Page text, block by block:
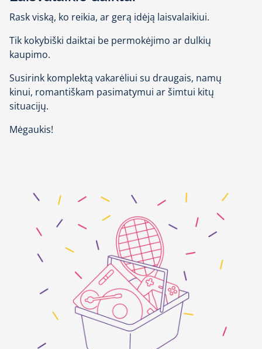
Rask viską, ko reikia, ar gerą idėją laisvalaikiui.
Tik kokybiški daiktai be permokėjimo ar dulkių
kaupimo.
Susirink komplektą vakarėliui su draugais, namų
kinui, romantiškam pasimatymui ar šimtui kitų
situacijų.
Mėgaukis!